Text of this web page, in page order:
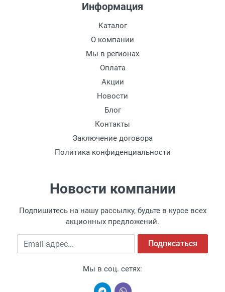
Информация
Каталог
О компании
Мы в регионах
Оплата
Акции
Новости
Блог
Контакты
Заключение договора
Политика конфиденциальности
Новости компании
Подпишитесь на нашу рассылку, будьте в курсе всех
акционных предложений.
Email адрес Подписаться
Мы в соц. сетях: